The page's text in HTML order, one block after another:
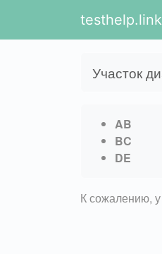
testhelp.link
Участок
AB
BC
DE
К сожалению,